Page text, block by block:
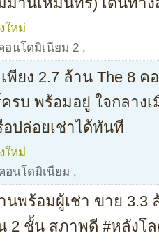
ใหม่
อนโดมิเนียม 2 ,
พียง 2.7 ล้าน The 8
ครบ พร้อมอยู่ ใจกลาง
อปล่อยเช่าได้ทันที
ใหม่
อนโดมิเนียม ,
นพร้อมผู้เช่า ขาย 3.3
2 ชั้น สภาพดี #หลังโ